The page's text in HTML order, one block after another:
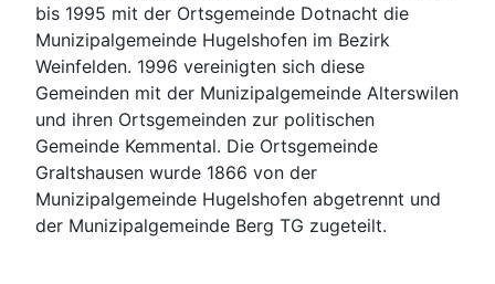
bis 1995 mit der Ortsgemeinde Dotnacht die
Munizipalgemeinde Hugelshofen im Bezirk
Weinfelden. 1996 vereinigten sich diese
Gemeinden mit der Munizipalgemeinde Alterswilen
und ihren Ortsgemeinden zur politischen
Gemeinde Kemmental. Die Ortsgemeinde
Graltshausen wurde 1866 von der
Munizipalgemeinde Hugelshofen abgetrennt und
der Munizipalgemeinde Berg TG zugeteilt.